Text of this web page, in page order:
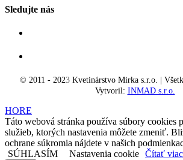
Sledujte nás
© 2011 - 2023Kvetinárstvo Mirka s.r.o. |
Vytvoril: INMAD s.r.o.
HORE
Táto webová stránka používa súbory cookies
služieb, ktorých nastavenia môžete zmeniť.
ochrane súkromia nájdete v našich
SÚHLASÍM
Nastavenia cookie Čítať viac